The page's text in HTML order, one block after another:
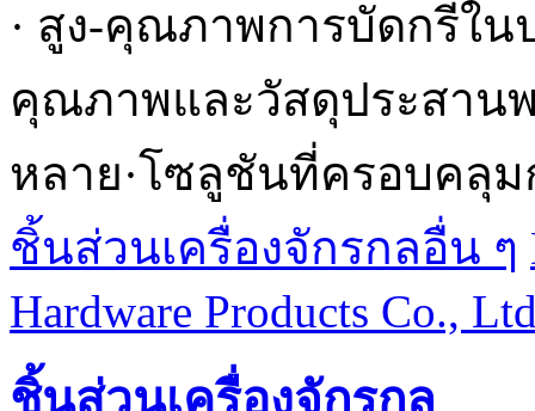
· สูง-คุณภาพการบัดกรีใน
คุณภาพและวัสดุประสาน
หลาย·โซลูชันที่ครอบคลุ
ชิ้นส่วนเครื่องจักรกลอื่น ๆ
Hardware Products Co.,
ชิ้นส่วนเครื่องจักรกล